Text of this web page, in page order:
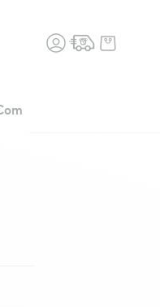
commande passée